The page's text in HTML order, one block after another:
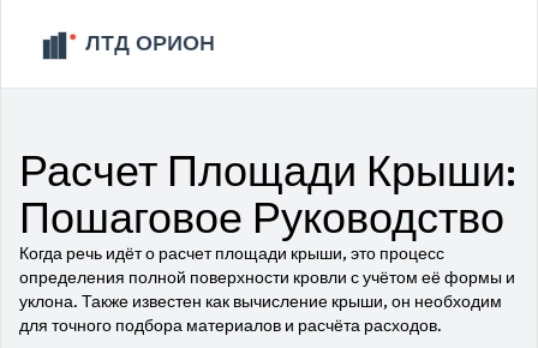
Расчет Площади Крыши:
Пошаговое Руководство
Когда речь идёт о расчет площади крыши, это процесс
определения полной поверхности кровли с учётом её формы и
уклона. Также известен как вычисление крыши, он необходим
для точного подбора материалов и расчёта расходов.